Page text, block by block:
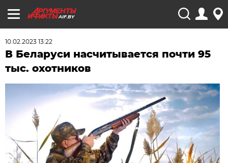
AIF.BY
10.02.2023 13:22
В Беларуси насчитывается почти 95
тыс. охотников